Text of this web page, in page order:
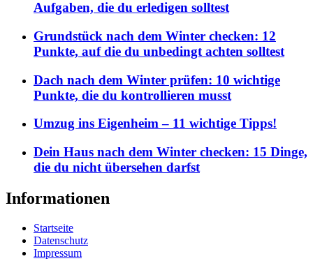
Aufgaben, die du erledigen solltest
Grundstück nach dem Winter checken: 12
Punkte, auf die du unbedingt achten solltest
Dach nach dem Winter prüfen: 10 wichtige
Punkte, die du kontrollieren musst
Umzug ins Eigenheim – 11 wichtige Tipps!
Dein Haus nach dem Winter checken: 15 Dinge,
die du nicht übersehen darfst
Informationen
Startseite
Datenschutz
Impressum